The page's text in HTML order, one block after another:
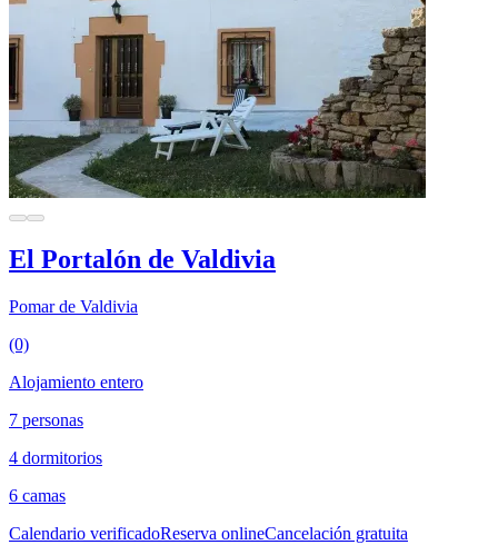
El Portalón de Valdivia
Pomar de Valdivia
(0)
Alojamiento entero
7 personas
4 dormitorios
6 camas
Calendario verificadoReserva onlineCancelación gratuita